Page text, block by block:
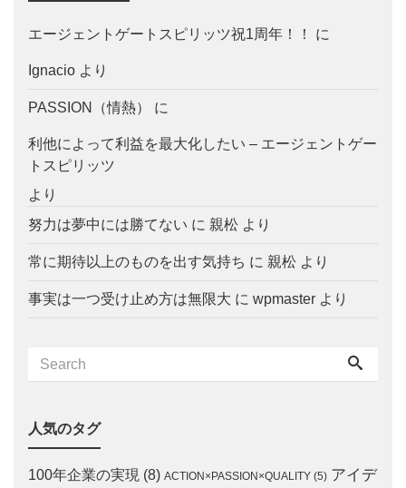
エージェントゲートスピリッツ祝1周年！！ に
Ignacio より
PASSION（情熱） に
利他によって利益を最大化したい – エージェントゲー
トスピリッツ
より
努力は夢中には勝てない に 親松 より
常に期待以上のものを出す気持ち に 親松 より
事実は一つ受け止め方は無限大 に wpmaster より
人気のタグ
100年企業の実現 (8) ACTION×PASSION×QUALITY (5) アイデ